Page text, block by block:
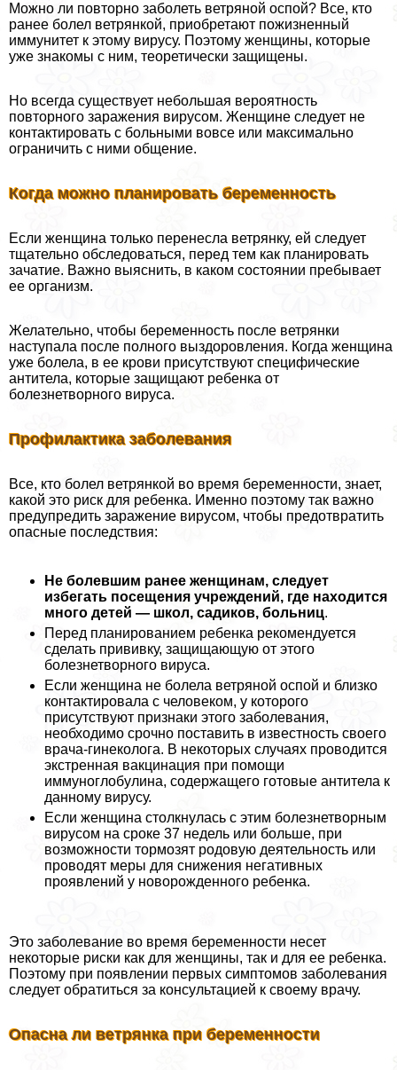
Можно ли повторно заболеть ветряной оспой? Все, кто
ранее болел ветрянкой, приобретают пожизненный
иммунитет к этому вирусу. Поэтому женщины, которые
уже знакомы с ним, теоретически защищены.
Но всегда существует небольшая вероятность
повторного заражения вирусом. Женщине следует не
контактировать с больными вовсе или максимально
ограничить с ними общение.
Когда можно планировать беременность
Если женщина только перенесла ветрянку, ей следует
тщательно обследоваться, перед тем как планировать
зачатие. Важно выяснить, в каком состоянии пребывает
ее организм.
Желательно, чтобы беременность после ветрянки
наступала после полного выздоровления. Когда женщина
уже болела, в ее крови присутствуют специфические
антитела, которые защищают ребенка от
болезнетворного вируса.
Профилактика заболевания
Все, кто болел ветрянкой во время беременности, знает,
какой это риск для ребенка. Именно поэтому так важно
предупредить заражение вирусом, чтобы предотвратить
опасные последствия:
Не болевшим ранее женщинам, следует
избегать посещения учреждений, где находится
много детей — школ, садиков, больниц.
Перед планированием ребенка рекомендуется
сделать прививку, защищающую от этого
болезнетворного вируса.
Если женщина не болела ветряной оспой и близко
контактировала с человеком, у которого
присутствуют признаки этого заболевания,
необходимо срочно поставить в известность своего
врача-гинеколога. В некоторых случаях проводится
экстренная вакцинация при помощи
иммуноглобулина, содержащего готовые антитела к
данному вирусу.
Если женщина столкнулась с этим болезнетворным
вирусом на сроке 37 недель или больше, при
возможности тормозят родовую деятельность или
проводят меры для снижения негативных
проявлений у новорожденного ребенка.
Это заболевание во время беременности несет
некоторые риски как для женщины, так и для ее ребенка.
Поэтому при появлении первых симптомов заболевания
следует обратиться за консультацией к своему врачу.
Опасна ли ветрянка при беременности